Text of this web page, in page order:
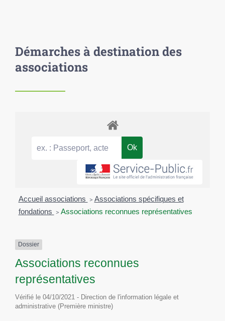
Démarches à destination des
associations
Accueil associations > Associations spécifiques et
fondations > Associations reconnues représentatives
Dossier
Associations reconnues
représentatives
Vérifié le 04/10/2021 - Direction de l'information légale et
administrative (Première ministre)